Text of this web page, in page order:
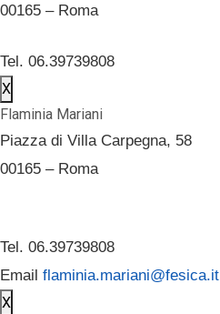
00165 – Roma
Tel. 06.39739808
X
Flaminia Mariani
Piazza di Villa Carpegna, 58
00165 – Roma
Tel. 06.39739808
Email flaminia.mariani@fesica.it
X